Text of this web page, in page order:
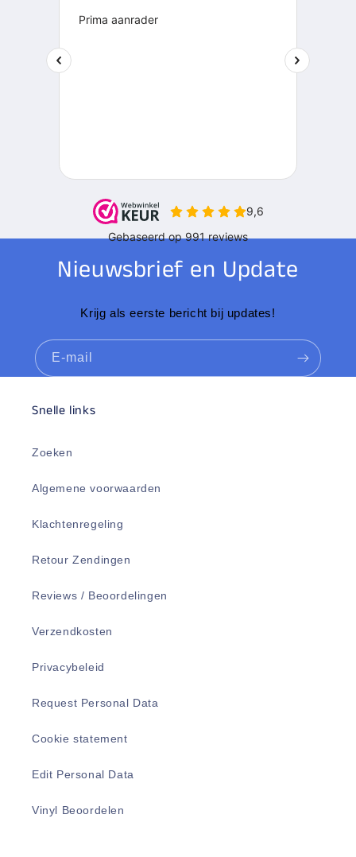
Nieuwsbrief en Update
Krijg als eerste bericht bij updates!
E‑mail
Snelle links
Zoeken
Algemene voorwaarden
Klachtenregeling
Retour Zendingen
Reviews / Beoordelingen
Verzendkosten
Privacybeleid
Request Personal Data
Cookie statement
Edit Personal Data
Vinyl Beoordelen